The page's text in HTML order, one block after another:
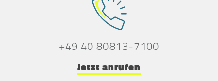
+49 40 80813-7100
Jetzt anrufen